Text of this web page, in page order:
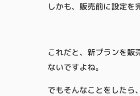
しかも、販売前に設定を
これだと、新プランを販
ないですよね。
でもそんなことをしたら